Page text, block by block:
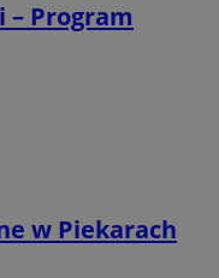
– Program
w Piekarach